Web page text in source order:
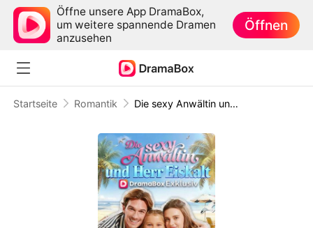
Öffne unsere App DramaBox,
um weitere spannende Dramen
anzusehen
Öffnen
Startseite Romantik Die sexy Anwältin und Herr Eiskalt(Deutsch Synchronisiert)